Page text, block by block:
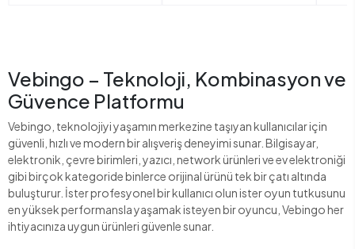
Vebingo – Teknoloji, Kombinasyon ve
Güvence Platformu
Vebingo, teknolojiyi yaşamın merkezine taşıyan kullanıcılar için
güvenli, hızlı ve modern bir alışveriş deneyimi sunar. Bilgisayar,
elektronik, çevre birimleri, yazıcı, network ürünleri ve ev elektroniği
gibi birçok kategoride binlerce orijinal ürünü tek bir çatı altında
buluşturur. İster profesyonel bir kullanıcı olun ister oyun tutkusunu
en yüksek performansla yaşamak isteyen bir oyuncu, Vebingo her
ihtiyacınıza uygun ürünleri güvenle sunar.